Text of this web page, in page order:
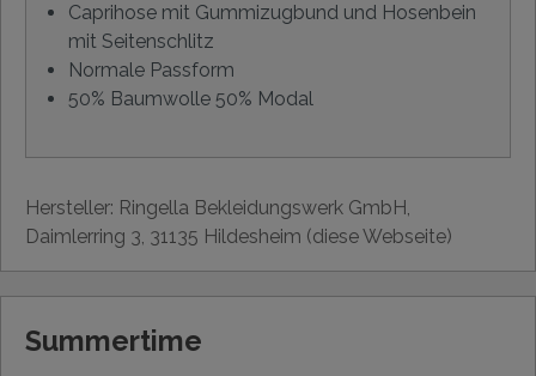
Caprihose mit Gummizugbund und Hosenbein
mit Seitenschlitz
Normale Passform
50% Baumwolle 50% Modal
Hersteller: Ringella Bekleidungswerk GmbH,
Daimlerring 3, 31135 Hildesheim (diese Webseite)
Summertime